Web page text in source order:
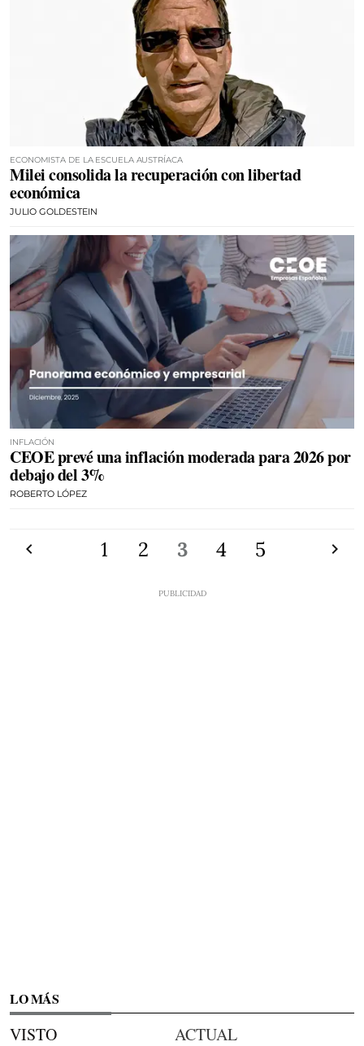
ECONOMISTA DE LA ESCUELA AUSTRÍACA
Milei consolida la recuperación con libertad
económica
JULIO GOLDESTEIN
INFLACIÓN
CEOE prevé una inflación moderada para 2026 por
debajo del 3%
ROBERTO LÓPEZ
1 2 3 4 5
LO MÁS
VISTO ACTUAL